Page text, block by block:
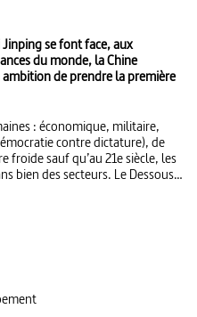
se font face, aux
du monde, la Chine
de prendre la première
: économique, militaire,
contre dictature), de
sauf qu’au 21e siècle, les
bien des secteurs. Le Dessous
cette compétition sino-
ambitions de puissance
un centre de gravité
l’Indo-Pacifique et la grande
jour être militaire, sur la